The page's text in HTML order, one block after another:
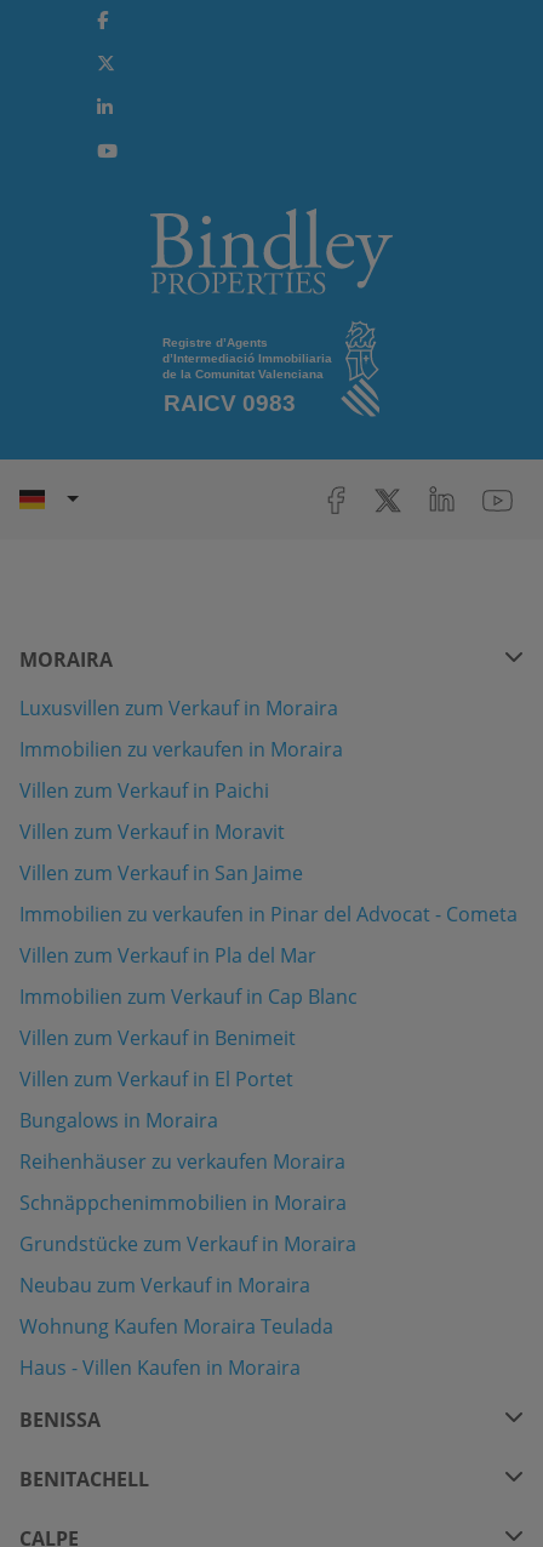
MORAIRA
Luxusvillen zum Verkauf in Moraira
Immobilien zu verkaufen in Moraira
Villen zum Verkauf in Paichi
Villen zum Verkauf in Moravit
Villen zum Verkauf in San Jaime
Immobilien zu verkaufen in Pinar del Advocat - Cometa
Villen zum Verkauf in Pla del Mar
Immobilien zum Verkauf in Cap Blanc
Villen zum Verkauf in Benimeit
Villen zum Verkauf in El Portet
Bungalows in Moraira
Reihenhäuser zu verkaufen Moraira
Schnäppchenimmobilien in Moraira
Grundstücke zum Verkauf in Moraira
Neubau zum Verkauf in Moraira
Wohnung Kaufen Moraira Teulada
Haus - Villen Kaufen in Moraira
BENISSA
BENITACHELL
CALPE